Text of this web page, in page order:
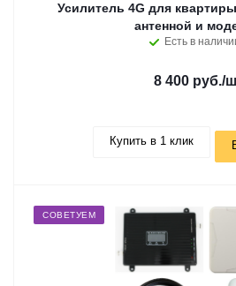
Усилитель 4G для
антенной и
Есть в
8 400 руб./
Купить в 1 клик
СОВЕТУЕМ